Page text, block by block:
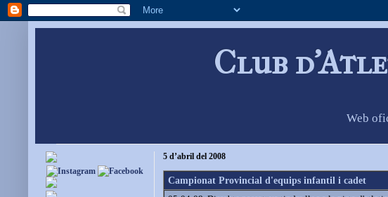
Club
Web
5 d’abril del 2008
Campionat Provincial d'equips infantil i cadet